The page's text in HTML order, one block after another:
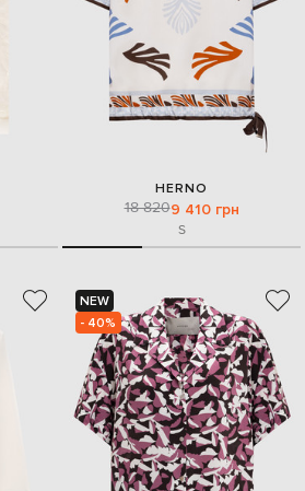
HERNO
18 8209 410 грн
S
NEW
- 40%